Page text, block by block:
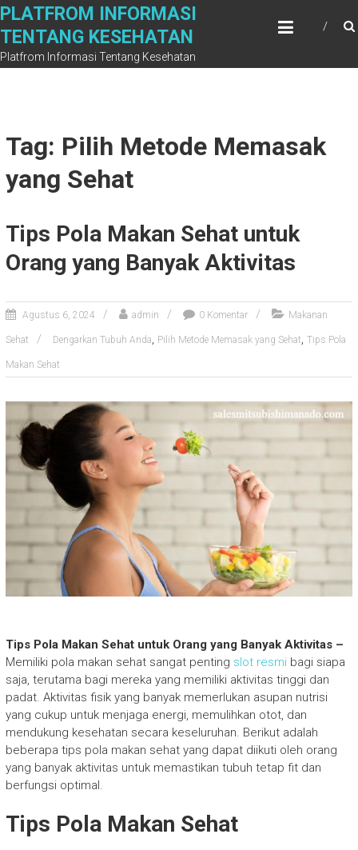
Skip
content
PLATFROM INFORMASI
TENTANG KESEHATAN
Platfrom Informasi Tentang Kesehatan
Tag: Pilih Metode Memasak
yang Sehat
Tips Pola Makan Sehat untuk
Orang yang Banyak Aktivitas
Agustus 6, 2024 admin 0 Komentar Makanan
Sehat Dengarkan Tubuh Anda, Pilih Metode Memasak yang Sehat, Tips Pola
Makan Sehat
Tips Pola Makan Sehat untuk Orang yang Banyak Aktivitas –
Memiliki pola makan sehat sangat penting slot resmibagi siapa
saja, terutama bagi mereka yang memiliki aktivitas tinggi dan
padat. Aktivitas fisik yang banyak memerlukan asupan nutrisi
yang cukup untuk menjaga energi, memulihkan otot, dan
mendukung kesehatan secara keseluruhan. Berikut adalah
beberapa tips pola makan sehat yang dapat diikuti oleh orang
yang banyak aktivitas untuk memastikan tubuh tetap fit dan
berfungsi optimal.
Tips Pola Makan Sehat